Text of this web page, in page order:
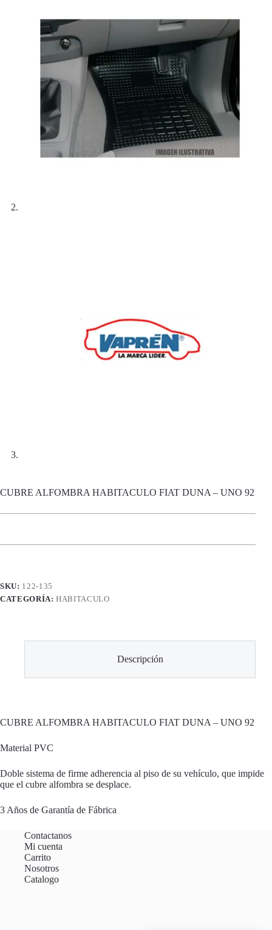
CUBRE ALFOMBRA HABITACULO FIAT DUNA – UNO 92
SKU: 122-135
CATEGORÍA:HABITACULO
Descripción
CUBRE ALFOMBRA HABITACULO FIAT DUNA – UNO 92
Material PVC
Doble sistema de firme adherencia al piso de su vehículo, que impide
que el cubre alfombra se desplace.
3 Años de Garantía de Fábrica
Contactanos
Mi cuenta
Carrito
Nosotros
Catalogo